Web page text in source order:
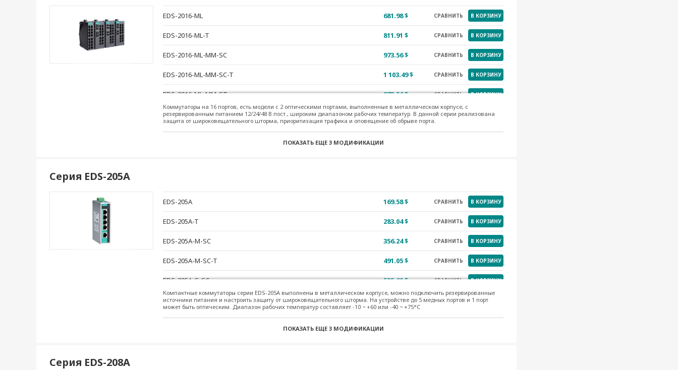
EDS-2016-ML 681.98 $ СРАВНИТЬ В КОРЗИНУ
EDS-2016-ML-T 811.91 $ СРАВНИТЬ В КОРЗИНУ
EDS-2016-ML-MM-SC 973.56 $ СРАВНИТЬ В КОРЗИНУ
EDS-2016-ML-MM-SC-T 1 103.49 $ СРАВНИТЬ В КОРЗИНУ
EDS-2016-ML-MM-ST 973.56 $ СРАВНИТЬ В КОРЗИНУ
EDS-2016-ML-MM-ST-T 1 103.49 $ СРАВНИТЬ В КОРЗИНУ
EDS-2016-ML-SS-SC 1 413.98 $ СРАВНИТЬ В КОРЗИНУ
Коммутаторы на 16 портов, есть модели с 2 оптическими портами, выполненные в металлическом корпусе, с
резервированным питанием 12/24/48 В пост., широким диапазоном рабочих температур. В данной серии реализована
защита от широковещательного шторма, приоритизация трафика и оповещение об обрыве порта.
ПОКАЗАТЬ ЕЩЕ3 МОДИФИКАЦИИ
Серия EDS-205A
EDS-205A 169.58 $ СРАВНИТЬ В КОРЗИНУ
EDS-205A-T 283.04 $ СРАВНИТЬ В КОРЗИНУ
EDS-205A-M-SC 356.24 $ СРАВНИТЬ В КОРЗИНУ
EDS-205A-M-SC-T 491.05 $ СРАВНИТЬ В КОРЗИНУ
EDS-205A-S-SC 585.60 $ СРАВНИТЬ В КОРЗИНУ
EDS-205A-S-SC-T 718.58 $ СРАВНИТЬ В КОРЗИНУ
EDS-205A-M-ST 356.24 $ СРАВНИТЬ В КОРЗИНУ
Компактные коммутаторы серии EDS-205A выполнены в металлическом корпусе, можно подключить резервированные
источники питания и настроить защиту от широковещательного шторма. На устройстве до 5 медных портов и 1 порт
может быть оптическим. Диапазон рабочих температур составляет -10 ~ +60 или -40 ~ +75°C
ПОКАЗАТЬ ЕЩЕ3 МОДИФИКАЦИИ
Серия EDS-208A